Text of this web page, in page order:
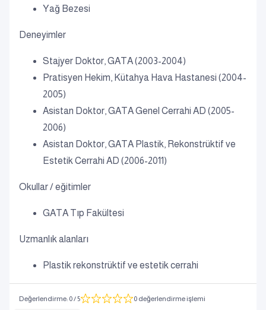
Yağ Bezesi
Deneyimler
Stajyer Doktor, GATA (2003-2004)
Pratisyen Hekim, Kütahya Hava Hastanesi (2004-
2005)
Asistan Doktor, GATA Genel Cerrahi AD (2005-
2006)
Asistan Doktor, GATA Plastik, Rekonstrüktif ve
Estetik Cerrahi AD (2006-2011)
Okullar / eğitimler
GATA Tıp Fakültesi
Uzmanlık alanları
Plastik rekonstrüktif ve estetik cerrahi
Değerlendirme: 0/ 5 0 değerlendirme işlemi